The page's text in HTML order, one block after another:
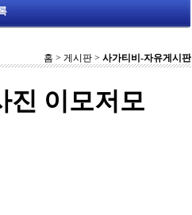
홈 > 게시판 > 사가티비-자유게시판
진 이모저모